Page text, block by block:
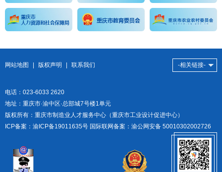
网站地图 版权声明 联系我们 -相关链接-
电话：023-6033 2620
地址：重庆市·渝中区·总部城7号楼1单元
版权所有：重庆市制造业人才服务中心（重庆市工业设计促进中心）
ICP备案： 渝ICP备19011635号 国际联网备案：渝公网安备 50010302002726